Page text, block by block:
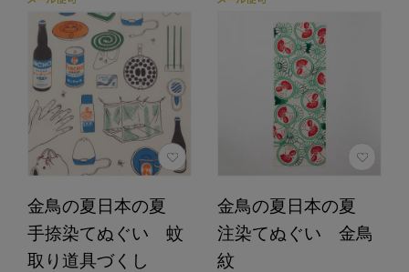
金鳥の夏日本の夏
手捺染てぬぐい 蚊
取り道具づくし
金鳥の夏日本の夏
注染てぬぐい 金鳥
紋